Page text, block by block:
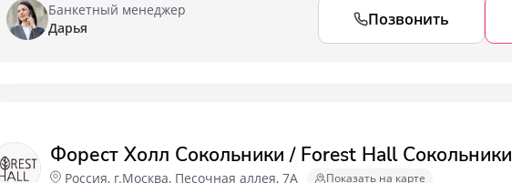
Банкетный менеджер
Дарья
Позвонить
Форест Холл Сокольники / Forest Hall Сокольники
Россия, г.Москва, Песочная аллея, 7А Показать на карте